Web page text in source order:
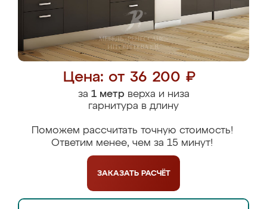
Цена: от 36 200 ₽
за 1 метрверха и низа
гарнитура в длину
Поможем рассчитать точную стоимость!
Ответим менее, чем за 15 минут!
ЗАКАЗАТЬ РАСЧЁТ